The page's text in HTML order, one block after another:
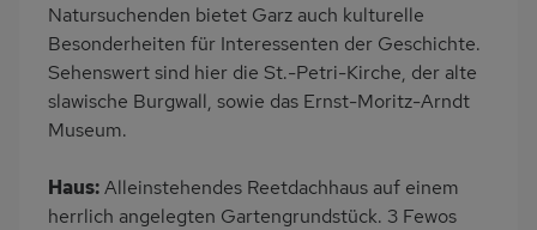
Natursuchenden bietet Garz auch kulturelle
Besonderheiten für Interessenten der Geschichte.
Sehenswert sind hier die St.-Petri-Kirche, der alte
slawische Burgwall, sowie das Ernst-Moritz-Arndt
Museum.
Haus:Alleinstehendes Reetdachhaus auf einem
herrlich angelegten Gartengrundstück. 3 Fewos